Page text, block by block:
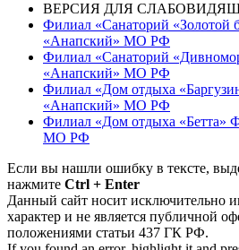
ВЕРСИЯ ДЛЯ
Филиал «Санаторий
«Анапский» МО РФ
Филиал «Санаторий
«Анапский» МО РФ
Филиал «Дом отдыха
«Анапский» МО РФ
Филиал «Дом отдыха
МО РФ
Если вы нашли ошибку в тексте,
нажмите Ctrl + Enter
Данный сайт носит исключительно
характер и не является публичной
положениями статьи 437 ГК РФ.